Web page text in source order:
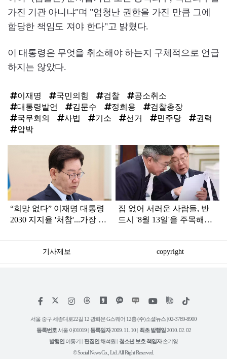
가진 기관 아니냐"며 "엄청난 권한을 가진 만큼 그에
합당한 책임도 져야 한다"고 밝혔다.
이 대통령은 무엇을 취소해야 하는지 구체적으로 언급
하지는 않았다.
이재명 국민의힘 검찰
공소취소
대통령발언
김문수 정희용
검찰총장
국무회의
사법 기소 선거 민주당
권력
압박
인
“희망 없다” 이재명 대통령
2030 지지율 '처참'...가장 큰
집 없어 서러운 사람들, 반
드시 '8월 13일'을 주목해야
기사제보 copyright
페
스
인
타
램
위
트
유
튜
틱
서울 중구 세종대로22길 12 광화문 G스퀘어 12층 (주)소셜뉴스 | 02-3789-8900
등록번호 서울 아01019 | 등록일자2009. 11. 10 | 최초 발행일2010. 02. 02
발행인 이동기 | 편집인채석원 | 청소년 보호 책임자손기영
© Social News Co., Ltd. All Right Reserved.